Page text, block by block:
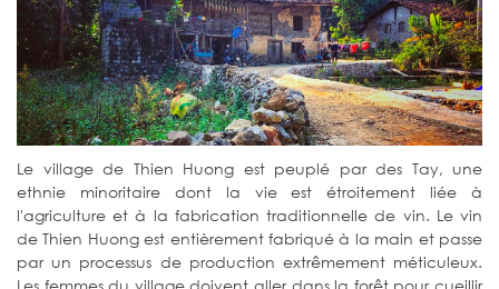
Le village de Thien Huong est peuplé par des Tay, une
ethnie minoritaire dont la vie est étroitement liée à
l'agriculture et à la fabrication traditionnelle de vin. Le vin
de Thien Huong est entièrement fabriqué à la main et passe
par un processus de production extrêmement méticuleux.